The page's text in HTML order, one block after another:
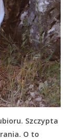
Szczypta
O to